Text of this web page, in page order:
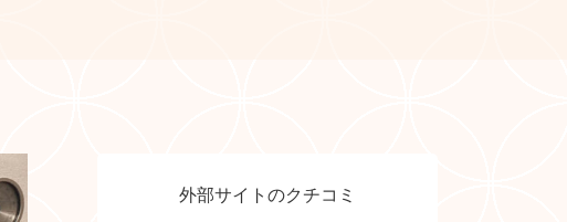
外部サイトのクチコミ